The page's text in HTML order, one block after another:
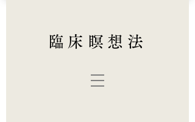
臨床瞑想法